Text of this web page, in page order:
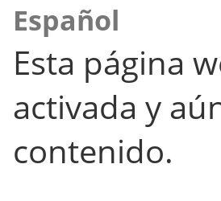
Español
Esta página
activada y
contenido.